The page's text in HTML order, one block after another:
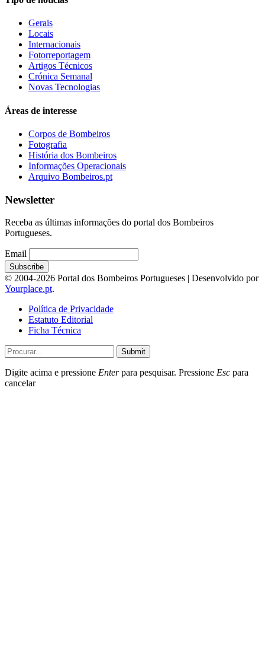
Gerais
Locais
Internacionais
Fotorreportagem
Artigos Técnicos
Crónica Semanal
Novas Tecnologias
Áreas de interesse
Corpos de Bombeiros
Fotografia
História dos Bombeiros
Informações Operacionais
Arquivo Bombeiros.pt
Newsletter
Receba as últimas informações do portal dos Bombeiros
Portugueses.
Email
© 2004-2026 Portal dos Bombeiros Portugueses | Desenvolvido por
Yourplace.pt.
Política de Privacidade
Estatuto Editorial
Ficha Técnica
Submit
Digite acima e pressione Enterpara pesquisar. Pressione Esc para
cancelar